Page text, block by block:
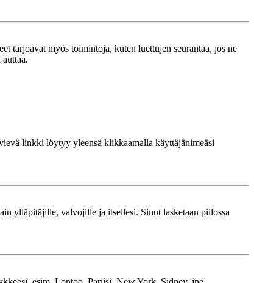
tarjoavat myös toimintoja, kuten luettujen seurantaa, jos ne
linkki löytyy yleensä klikkaamalla käyttäjänimeäsi
ylläpitäjille, valvojille ja itsellesi. Sinut lasketaan piilossa